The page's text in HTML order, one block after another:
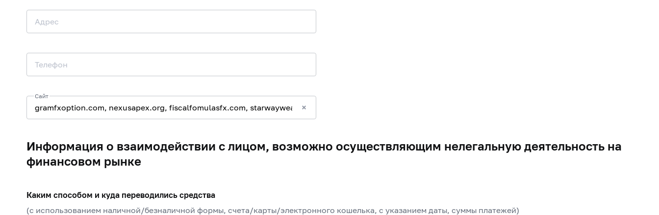
Адрес
Телефон
Сайт
Информация о взаимодействии с лицом, возможно осуществляющим нелегальную деятельность на
финансовом рынке
Каким способом и куда переводились средства
(с использованием наличной/безналичной формы, счета/карты/электронного кошелька, с указанием даты, суммы платежей)